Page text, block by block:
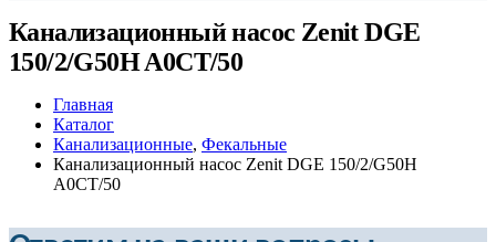
Канализационный насос Zenit DGE
150/2/G50H A0CT/50
Главная
Каталог
Канализационные, Фекальные
Канализационный насос Zenit DGE 150/2/G50H
A0CT/50